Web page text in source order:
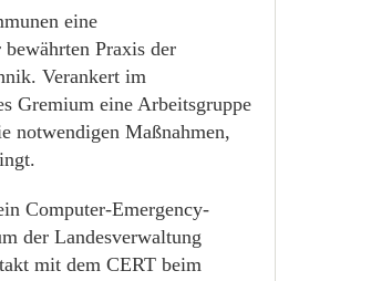
eine
Praxis der
Verankert im
Gremium eine Arbeitsgruppe
notwendigen Maßnahmen,
Computer-Emergency-
der Landesverwaltung
mit dem CERT beim